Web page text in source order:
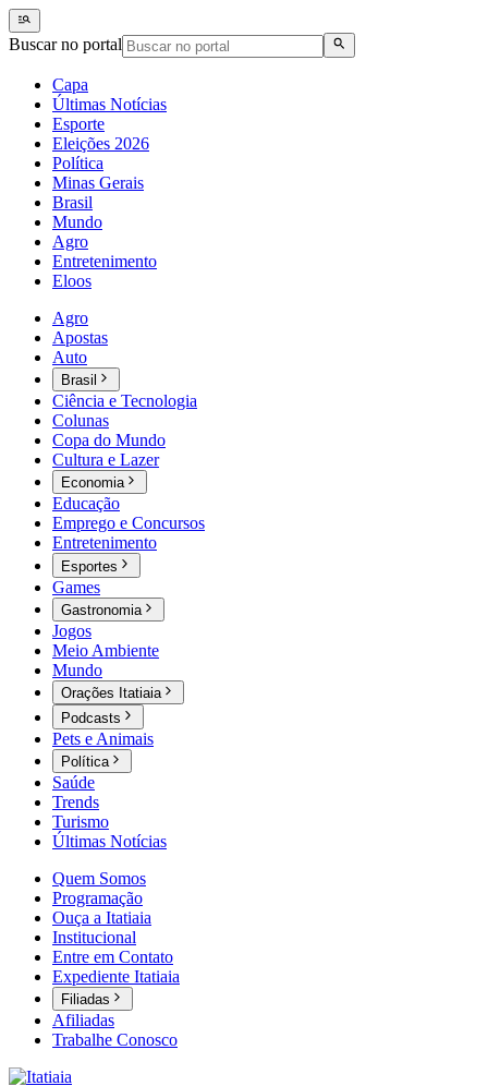
Buscar no portal
Capa
Últimas Notícias
Esporte
Eleições 2026
Política
Minas Gerais
Brasil
Mundo
Agro
Entretenimento
Eloos
Agro
Apostas
Auto
Brasil
Ciência e Tecnologia
Colunas
Copa do Mundo
Cultura e Lazer
Economia
Educação
Emprego e Concursos
Entretenimento
Esportes
Games
Gastronomia
Jogos
Meio Ambiente
Mundo
Orações Itatiaia
Podcasts
Pets e Animais
Política
Saúde
Trends
Turismo
Últimas Notícias
Quem Somos
Programação
Ouça a Itatiaia
Institucional
Entre em Contato
Expediente Itatiaia
Filiadas
Afiliadas
Trabalhe Conosco